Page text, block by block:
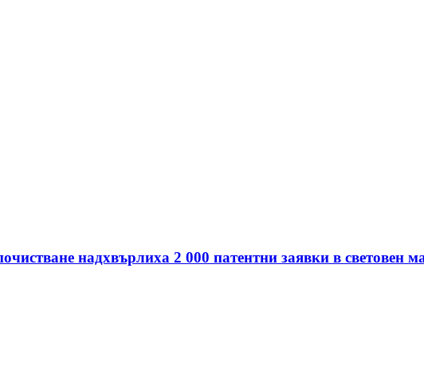
надхвърлиха 2 000 патентни заявки в световен